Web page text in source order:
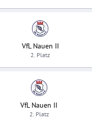
VfL Nauen II
2. Platz
VfL Nauen II
2. Platz